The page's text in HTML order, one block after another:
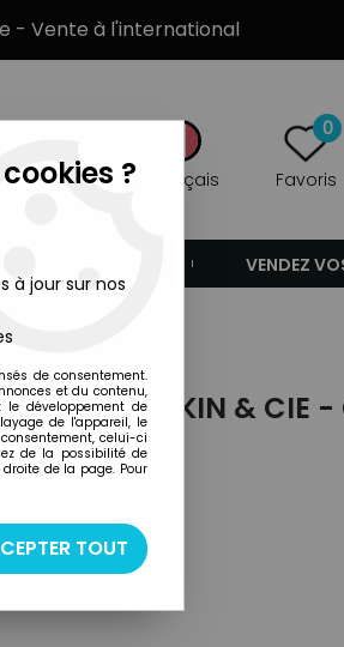
- Vente à l'international
Français
0
Favoris
VENDEZ
DAIKIN & CIE -
?
à jour sur nos
de consentement.
et du contenu,
développement de
de l'appareil, le
celui-ci
de la possibilité de
de la page. Pour
TOUT